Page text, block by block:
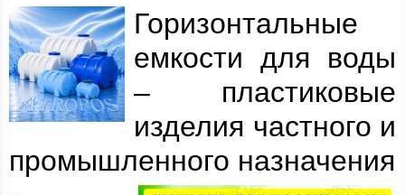
Горизонтальные
емкости для воды
– пластиковые
изделия частного и
промышленного назначения